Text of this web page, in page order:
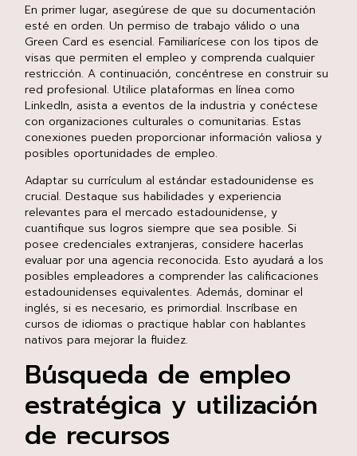
En primer lugar, asegúrese de que su documentación
esté en orden. Un permiso de trabajo válido o una
Green Card es esencial. Familiarícese con los tipos de
visas que permiten el empleo y comprenda cualquier
restricción. A continuación, concéntrese en construir su
red profesional. Utilice plataformas en línea como
LinkedIn, asista a eventos de la industria y conéctese
con organizaciones culturales o comunitarias. Estas
conexiones pueden proporcionar información valiosa y
posibles oportunidades de empleo.
Adaptar su currículum al estándar estadounidense es
crucial. Destaque sus habilidades y experiencia
relevantes para el mercado estadounidense, y
cuantifique sus logros siempre que sea posible. Si
posee credenciales extranjeras, considere hacerlas
evaluar por una agencia reconocida. Esto ayudará a los
posibles empleadores a comprender las calificaciones
estadounidenses equivalentes. Además, dominar el
inglés, si es necesario, es primordial. Inscríbase en
cursos de idiomas o practique hablar con hablantes
nativos para mejorar la fluidez.
Búsqueda de empleo
estratégica y utilización
de recursos